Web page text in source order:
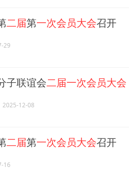
二届第一次会员大会召开
29
子联谊会二届一次会员大会
2025-12-08
二届第一次会员大会召开
16